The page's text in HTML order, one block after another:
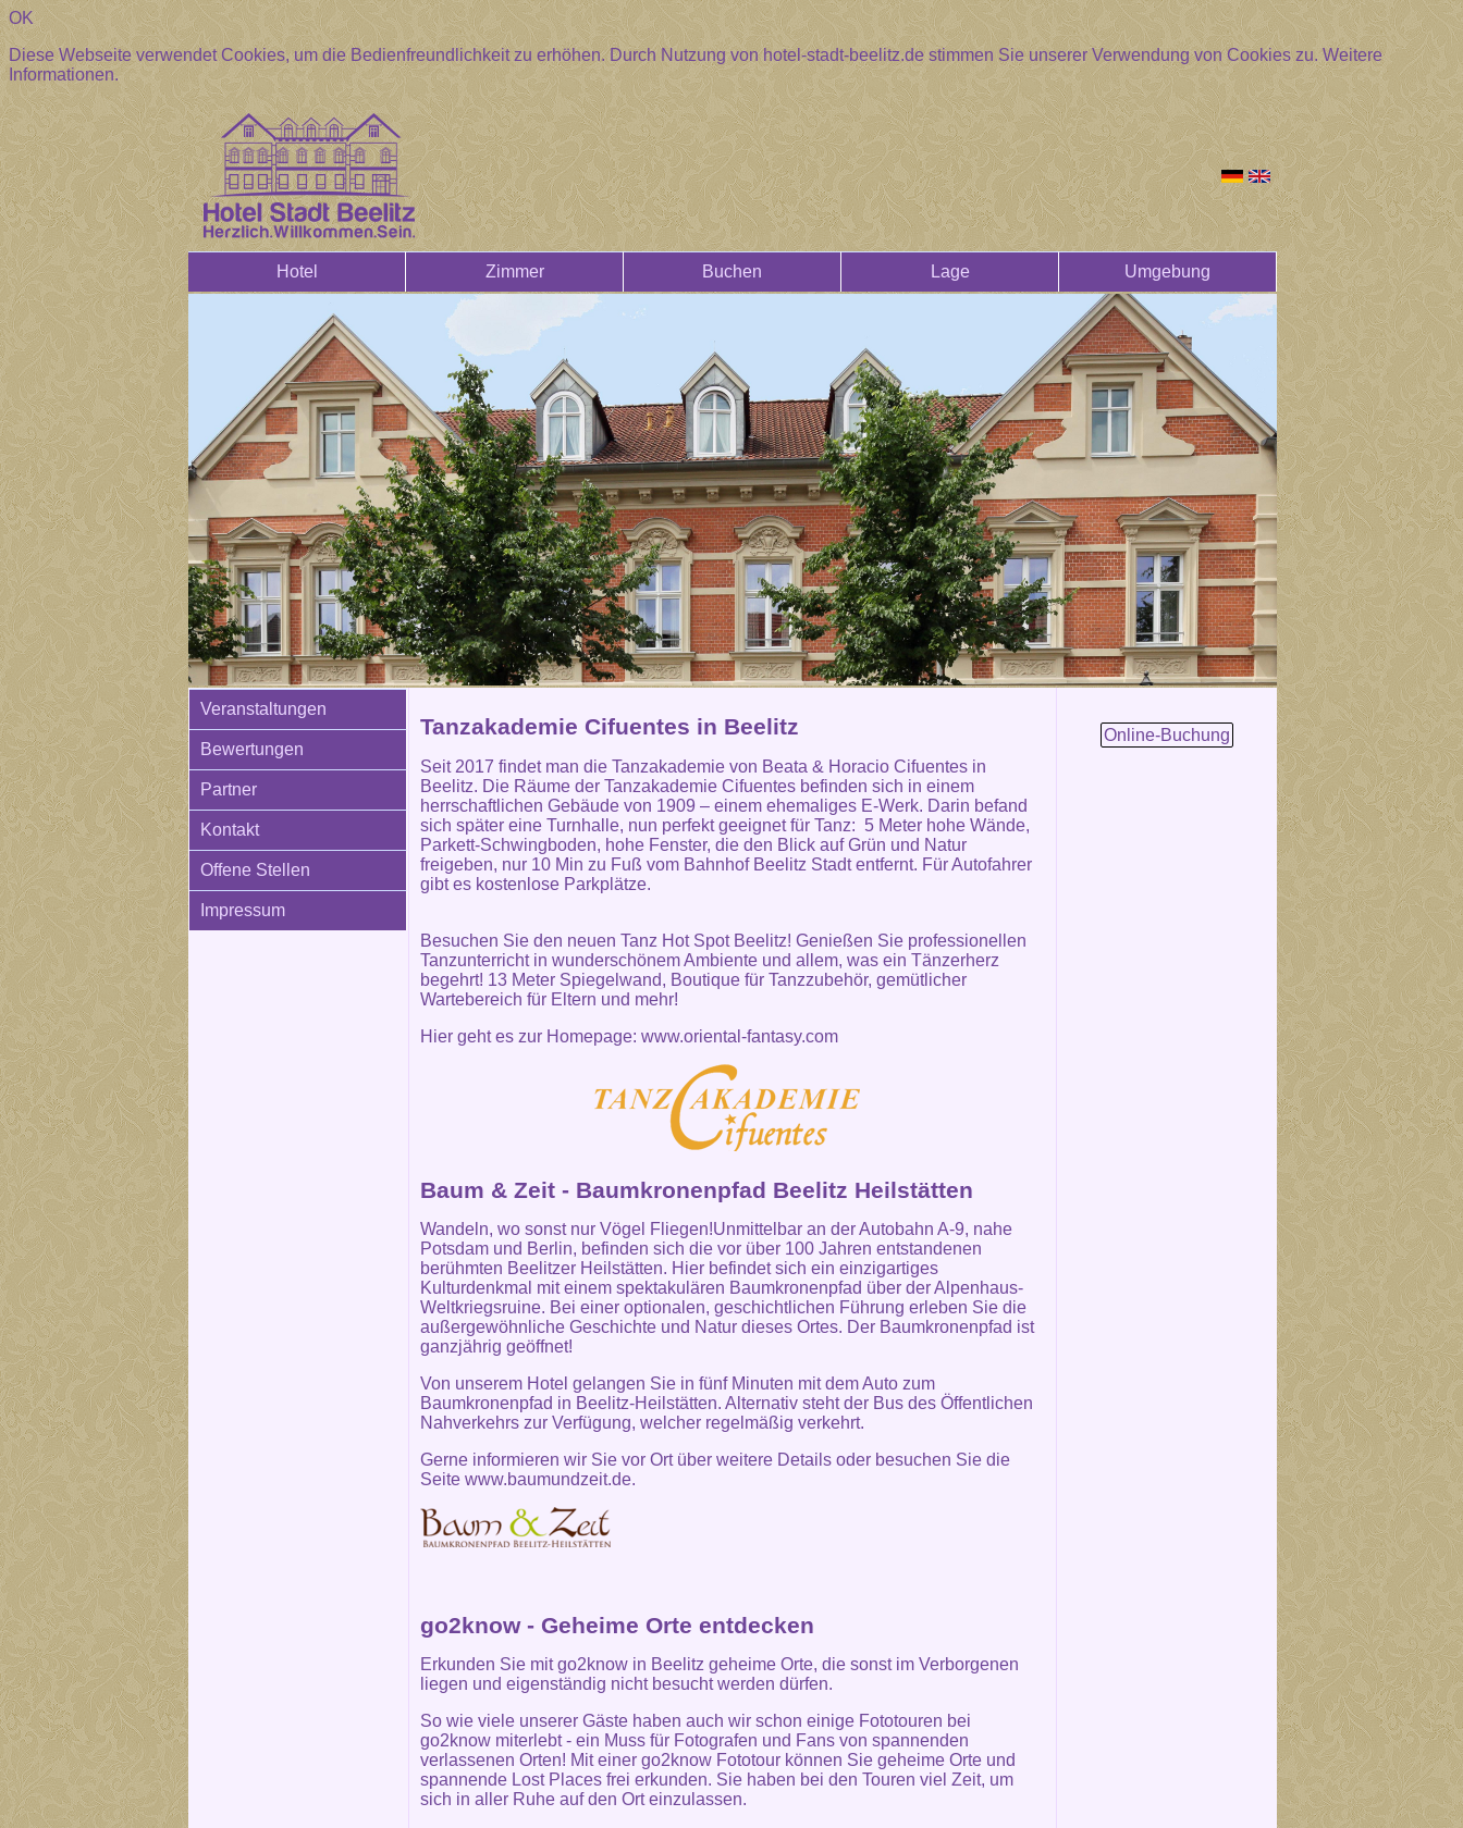
OK
Diese Webseite verwendet Cookies, um die Bedienfreundlichkeit zu erhöhen. Durch Nutzung von hotel-stadt-beelitz.de stimmen Sie unserer Verwendung von Cookies zu.Weitere
Informationen.
Hotel Zimmer Buchen Lage Umgebung
Veranstaltungen
Bewertungen
Partner
Kontakt
Offene Stellen
Impressum
Tanzakademie Cifuentes in Beelitz
Seit 2017 findet man die Tanzakademie von Beata & Horacio Cifuentes in
Beelitz. Die Räume der Tanzakademie Cifuentes befinden sich in einem
herrschaftlichen Gebäude von 1909 – einem ehemaliges E-Werk. Darin befand
sich später eine Turnhalle, nun perfekt geeignet für Tanz: 5 Meter hohe Wände,
Parkett-Schwingboden, hohe Fenster, die den Blick auf Grün und Natur
freigeben, nur 10 Min zu Fuß vom Bahnhof Beelitz Stadt entfernt. Für Autofahrer
gibt es kostenlose Parkplätze.
Besuchen Sie den neuen Tanz Hot Spot Beelitz! Genießen Sie professionellen
Tanzunterricht in wunderschönem Ambiente und allem, was ein Tänzerherz
begehrt! 13 Meter Spiegelwand, Boutique für Tanzzubehör, gemütlicher
Wartebereich für Eltern und mehr!
Hier geht es zur Homepage: www.oriental-fantasy.com
Baum & Zeit - Baumkronenpfad Beelitz Heilstätten
Wandeln, wo sonst nur Vögel Fliegen!Unmittelbar an der Autobahn A-9, nahe
Potsdam und Berlin, befinden sich die vor über 100 Jahren entstandenen
berühmten Beelitzer Heilstätten. Hier befindet sich ein einzigartiges
Kulturdenkmal mit einem spektakulären Baumkronenpfad über der Alpenhaus-
Weltkriegsruine. Bei einer optionalen, geschichtlichen Führung erleben Sie die
außergewöhnliche Geschichte und Natur dieses Ortes. Der Baumkronenpfad ist
ganzjährig geöffnet!
Von unserem Hotel gelangen Sie in fünf Minuten mit dem Auto zum
Baumkronenpfad in Beelitz-Heilstätten. Alternativ steht der Bus des Öffentlichen
Nahverkehrs zur Verfügung, welcher regelmäßig verkehrt.
Gerne informieren wir Sie vor Ort über weitere Details oder besuchen Sie die
Seite www.baumundzeit.de.
go2know - Geheime Orte entdecken
Erkunden Sie mit go2know in Beelitz geheime Orte, die sonst im Verborgenen
liegen und eigenständig nicht besucht werden dürfen.
So wie viele unserer Gäste haben auch wir schon einige Fototouren bei
go2know miterlebt - ein Muss für Fotografen und Fans von spannenden
verlassenen Orten! Mit einer go2know Fototour können Sie geheime Orte und
spannende Lost Places frei erkunden. Sie haben bei den Touren viel Zeit, um
sich in aller Ruhe auf den Ort einzulassen.
Online-Buchung